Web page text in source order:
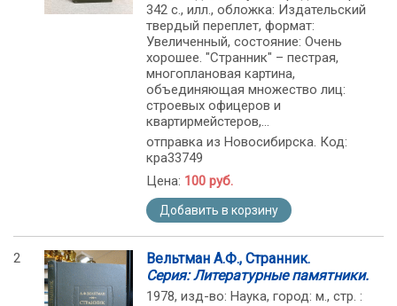
342 с., илл., обложка: Издательский
твердый переплет, формат:
Увеличенный, состояние: Очень
хорошее. "Странник" – пестрая,
многоплановая картина,
объединяющая множество лиц:
строевых офицеров и
квартирмейстеров,...
отправка из Новосибирска. Код:
кра33749
Цена: 100 руб.
Добавить в корзину
2
Вельтман А.Ф., Странник.
Серия: Литературные памятники.
1978, изд-во: Наука, город: м., стр. :